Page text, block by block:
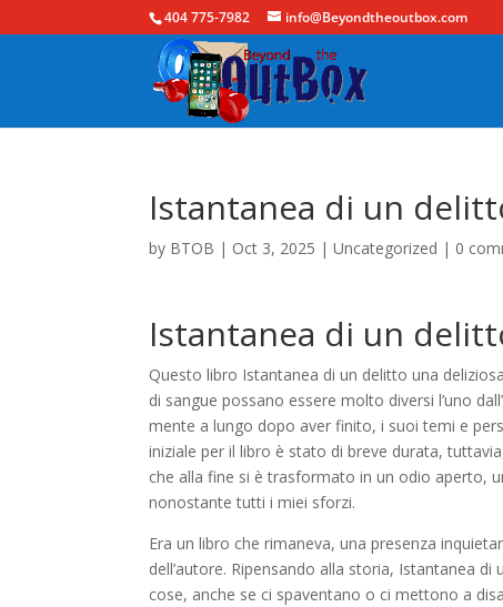
404 775-7982 info@Beyondtheoutbox.com
Istantanea di un
by BTOB | Oct 3, 2025 |Uncategorized | 0
Istantanea di un
Questo libro Istantanea di un delitto una
di sangue possano essere molto diversi l’uno
mente a lungo dopo aver finito, i suoi temi e
iniziale per il libro è stato di breve durata,
che alla fine si è trasformato in un odio aperto,
nonostante tutti i miei sforzi.
Era un libro che rimaneva, una presenza
dell’autore. Ripensando alla storia, Istantanea
cose, anche se ci spaventano o ci mettono a